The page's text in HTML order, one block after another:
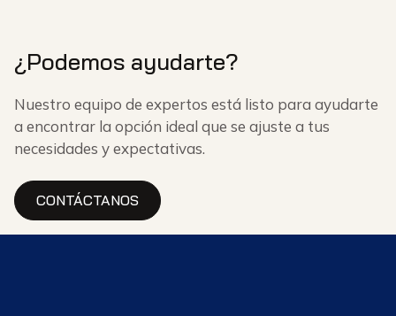
¿Podemos ayudarte?
Nuestro equipo de expertos está listo para ayudarte
a encontrar la opción ideal que se ajuste a tus
necesidades y expectativas.
CONTÁCTANOS